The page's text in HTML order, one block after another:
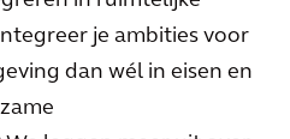
je ambities voor
dan wél in eisen en